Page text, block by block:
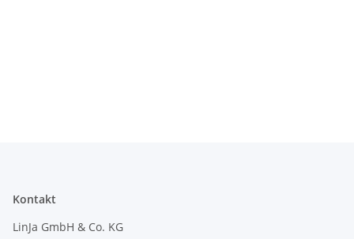
Kontakt
LinJa GmbH & Co. KG